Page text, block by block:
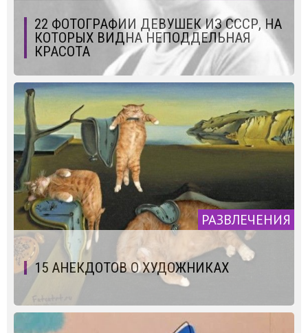
22 ФОТОГРАФИИ ДЕВУШЕК ИЗ СССР, НА
КОТОРЫХ ВИДНА НЕПОДДЕЛЬНАЯ
КРАСОТА
РАЗВЛЕЧЕНИЯ
15 АНЕКДОТОВ О ХУДОЖНИКАХ